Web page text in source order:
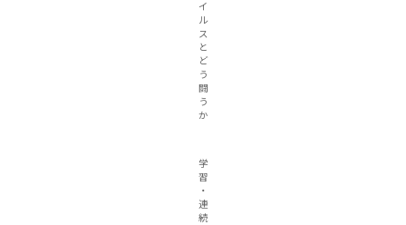
イ
ル
ス
と
ど
う
闘
う
か
学
習
・
連
続